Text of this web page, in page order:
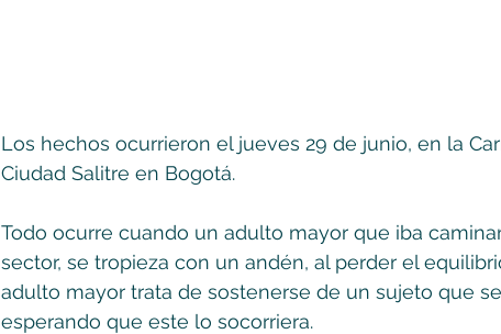
Los hechos ocurrieron el jueves 29 de junio, en la
Ciudad Salitre en Bogotá.
Todo ocurre cuando un adulto mayor que iba
sector, se tropieza con un andén, al perder el
adulto mayor trata de sostenerse de un sujeto que
esperando que este lo socorriera.